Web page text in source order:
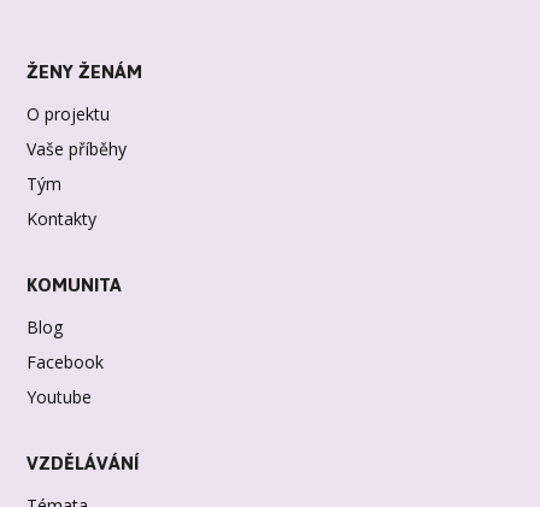
ŽENY ŽENÁM
O projektu
Vaše příběhy
Tým
Kontakty
KOMUNITA
Blog
Facebook
Youtube
VZDĚLÁVÁNÍ